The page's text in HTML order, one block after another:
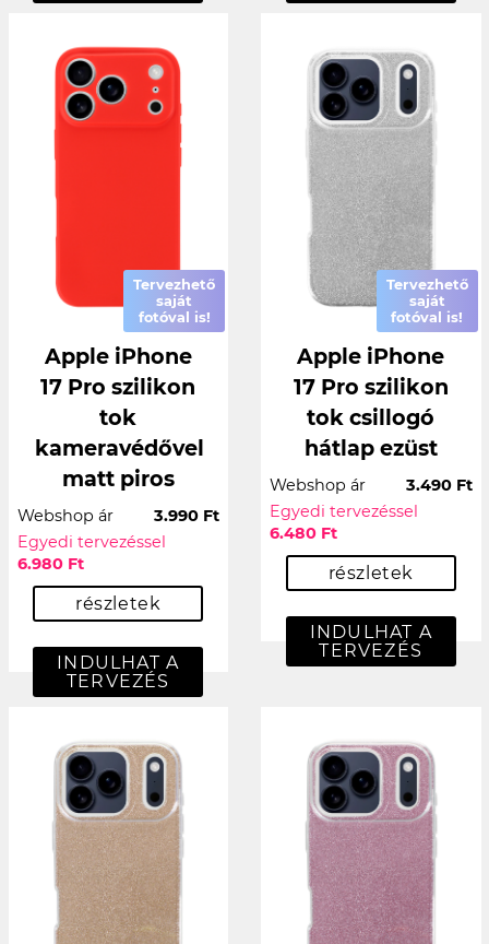
Tervezhető
saját
fotóval is!
Apple iPhone
17 Pro szilikon
tok
kameravédővel
matt piros
Webshop ár
3.990 Ft
Egyedi tervezéssel
6.980 Ft
részletek
INDULHAT A
TERVEZÉS
Tervezhető
saját
fotóval is!
Apple iPhone
17 Pro szilikon
tok csillogó
hátlap ezüst
Webshop ár
3.490 Ft
Egyedi tervezéssel
6.480 Ft
részletek
INDULHAT A
TERVEZÉS